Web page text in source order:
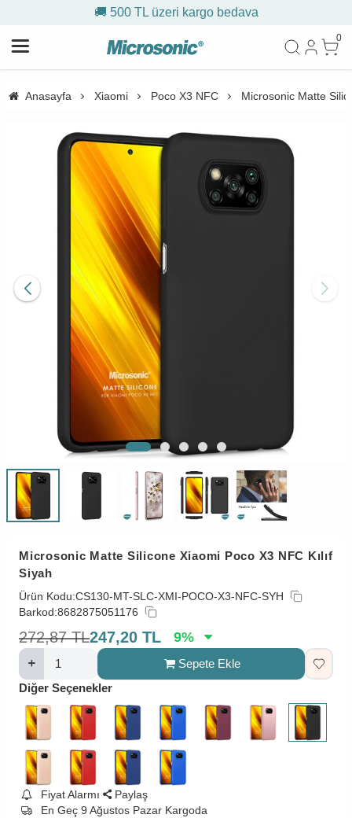
🚚 500 TL üzeri kargo bedava
0
Anasayfa Xiaomi Poco X3 NFC Microsonic Matte
Microsonic Matte Silicone Xiaomi Poco X3 NFC Kılıf
Siyah
Ürün Kodu:CS130-MT-SLC-XMI-POCO-X3-NFC-SYH
Barkod:8682875051176
272,87 TL247,20 TL 9%
Sepete Ekle
Diğer Seçenekler
Fiyat Alarmı
Paylaş
En Geç 9 Ağustos Pazar Kargoda